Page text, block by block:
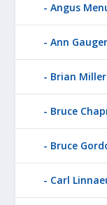
Angus
Ann Gauger
Brian Miller
Bruce
Bruce
Carl